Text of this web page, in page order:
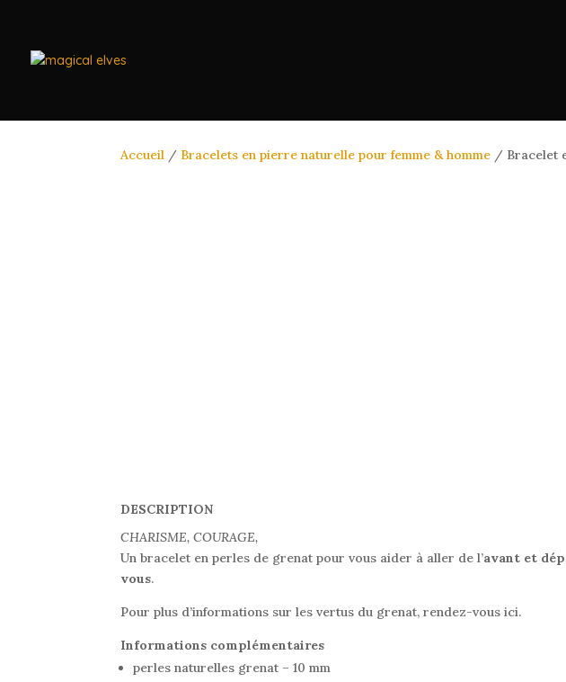
Accueil / Bracelets en pierre naturelle pour femme & homme / Bracelet
DESCRIPTION
CHARISME, COURAGE,
Un bracelet en perles de grenat pour vous aider à aller de l’avant et
vous.
Pour plus d’informations sur les vertus du grenat, rendez-vous ici.
Informations complémentaires
perles naturelles grenat – 10 mm